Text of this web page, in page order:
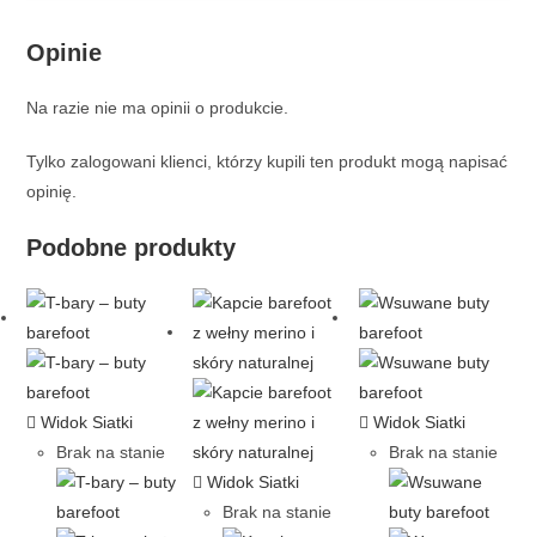
Opinie
Na razie nie ma opinii o produkcie.
Tylko zalogowani klienci, którzy kupili ten produkt mogą napisać
opinię.
Podobne produkty
Widok Siatki
Brak na stanie
Widok Siatki
Brak na stanie
Widok Siatki
Brak na stanie